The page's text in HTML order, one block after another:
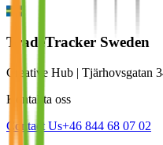
TradeTracker Sweden
Creative Hub | Tjärhovsgatan
Kontakta oss
Contact Us+46 844 68 07 02